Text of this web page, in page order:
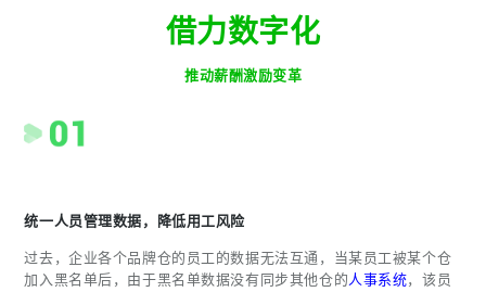
借力数字化
推动薪酬激励变革
统一人员管理数据，降低用工风险
过去，企业各个品牌仓的员工的数据无法互通，当某员工被某个仓
加入黑名单后，由于黑名单数据没有同步其他仓的人事系统，该员